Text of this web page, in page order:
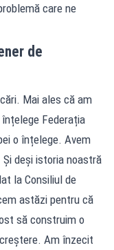
care ne
de
Mai ales că am
Federația
o înțelege. Avem
deși istoria noastră
la Consiliul de
astăzi pentru că
să construim o
Am înzecit